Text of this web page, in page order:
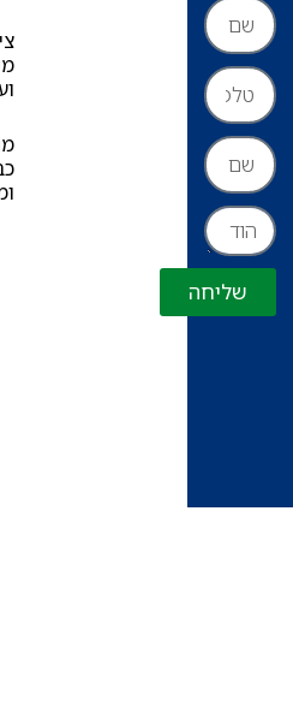
שליחה
משקי
מוצרי
כביסה